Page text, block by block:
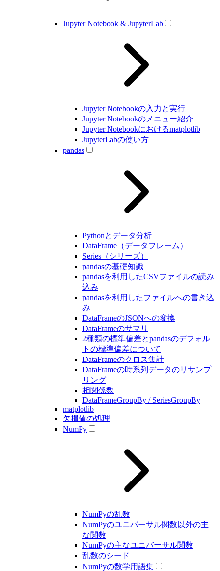
Jupyter Notebook & JupyterLab
Jupyter Notebookの入力と実行
Jupyter Notebookのメニュー紹介
Jupyter Notebookにおけるmatplotlib
JupyterLabの使い方
pandas
Pythonとデータ分析
DataFrame（データフレーム）
Series（シリーズ）
pandasの基礎知識
pandasを利用したCSVファイルの読み
込み
pandasを利用したファイルへの書き込
み
DataFrameのJSONへの変換
DataFrameのサマリ
2種類の標準偏差とpandasのデフォル
トの標準偏差について
DataFrameのクロス集計
DataFrameの時系列データのリサンプ
リング
相関係数
DataFrameGroupBy / SeriesGroupBy
matplotlib
欠損値の処理
NumPy
NumPyの乱数
NumPyのユニバーサル関数以外の主
な関数
NumPyの主なユニバーサル関数
乱数のシード
NumPyの数学用語集